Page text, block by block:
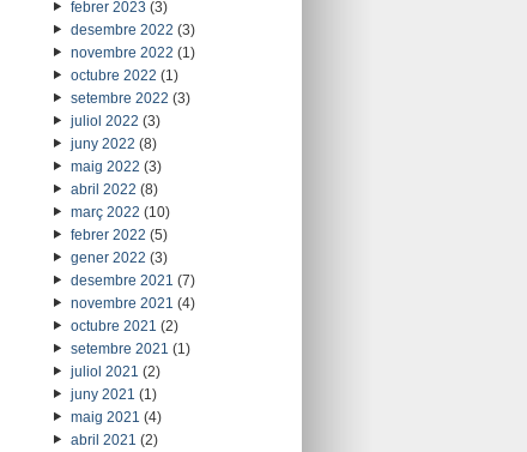
febrer 2023 (3)
desembre 2022 (3)
novembre 2022 (1)
octubre 2022 (1)
setembre 2022 (3)
juliol 2022 (3)
juny 2022 (8)
maig 2022 (3)
abril 2022 (8)
març 2022 (10)
febrer 2022 (5)
gener 2022 (3)
desembre 2021 (7)
novembre 2021 (4)
octubre 2021 (2)
setembre 2021 (1)
juliol 2021 (2)
juny 2021 (1)
maig 2021 (4)
abril 2021 (2)